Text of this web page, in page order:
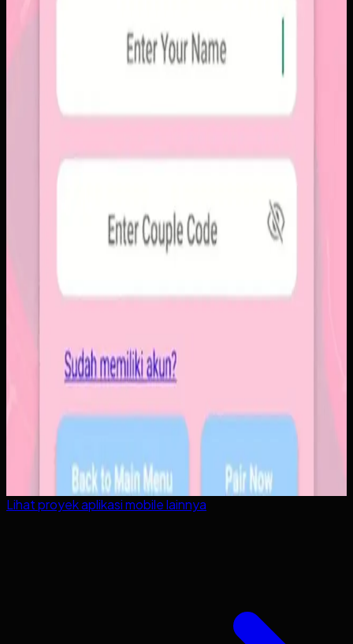
Kami membangun aplikasi mobile dengan alur berbagi yang
ringkas, notifikasi cepat, dan arsip momen yang tersusun
rapi. Sistemnya dirancang untuk percakapan visual yang
lebih personal tanpa membawa beban feed publik.
Lihat proyekaplikasi mobilelainnya